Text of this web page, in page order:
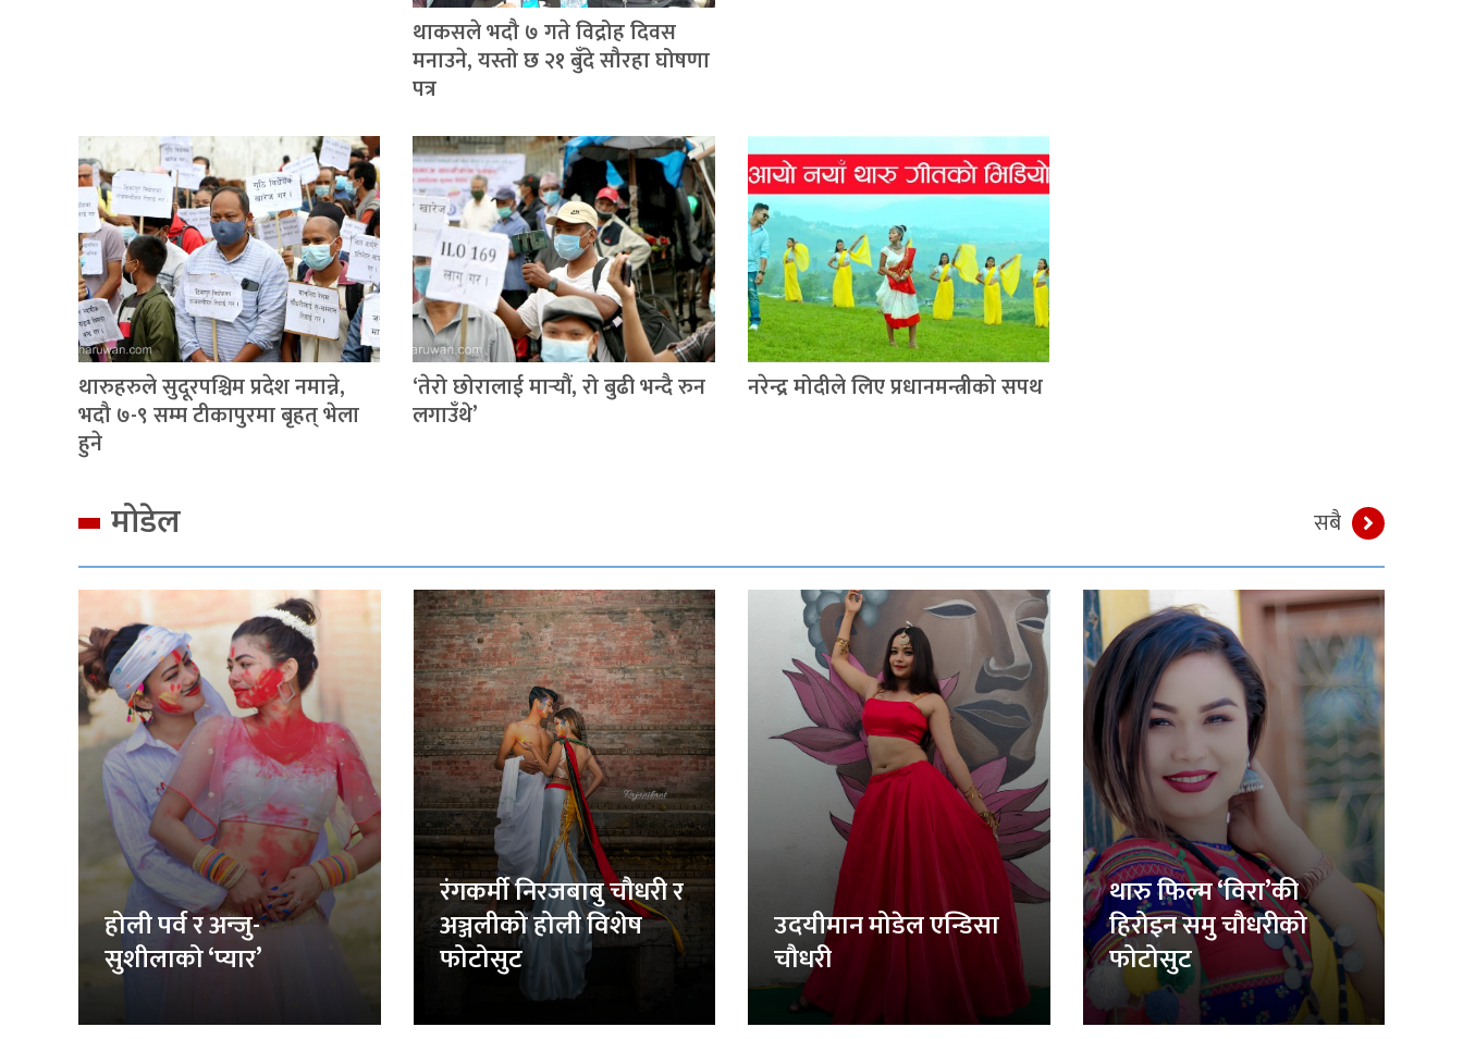
थाकसले भदौ ७ गते विद्रोह दिवस
मनाउने, यस्तो छ २१ बुँदे सौरहा घोषणा
पत्र
थारुहरुले सुदूरपश्चिम प्रदेश नमान्ने,
भदौ ७-९ सम्म टीकापुरमा बृहत् भेला
हुने
‘तेरो छोरालाई मार्‍यौं, रो बुढी भन्दै रुन
लगाउँथे’
नरेन्द्र मोदीले लिए प्रधानमन्त्रीको सपथ
मोडेल सबै
होली पर्व र अन्जु-
सुशीलाको ‘प्यार’
रंगकर्मी निरजबाबु चौधरी र
अञ्जलीको होली विशेष
फोटोसुट
उदयीमान मोडेल एन्डिसा
चौधरी
थारु फिल्म ‘विरा’की
हिरोइन समु चौधरीको
फोटोसुट